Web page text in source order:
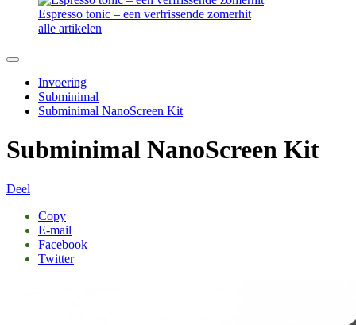
Espresso tonic – een verfrissende zomerhit
alle artikelen
Invoering
Subminimal
Subminimal NanoScreen Kit
Subminimal NanoScreen Kit
Deel
Copy
E-mail
Facebook
Twitter